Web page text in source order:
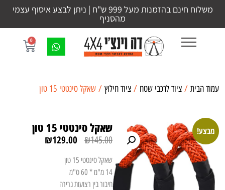
משלוח חינם בהזמנות מעל 999 ש"ח | ניתן לבצע איסוף עצמי
מהסניף
0
עמוד הבית / ציוד לרכבי שטח / ציוד חילוץ / שאקל סינטטי 15 טון
מבצע! שאקל סינטטי 15 טון
₪145.00
₪129.00
שאקל סינטטי 15 טון
14 מ"מ * 60 ס"מ
חיבור בין רצועות גרירה